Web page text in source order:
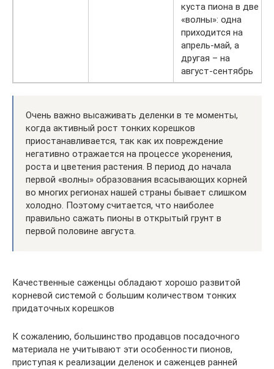
куста пиона в две
«волны»: одна
приходится на
апрель-май, а
другая – на
август-сентябрь
Очень важно высаживать деленки в те моменты,
когда активный рост тонких корешков
приостанавливается, так как их повреждение
негативно отражается на процессе укоренения,
роста и цветения растения. В период до начала
первой «волны» образования всасывающих корней
во многих регионах нашей страны бывает слишком
холодно. Поэтому считается, что наиболее
правильно сажать пионы в открытый грунт в
первой половине августа.
Качественные саженцы обладают хорошо развитой
корневой системой с большим количеством тонких
придаточных корешков
К сожалению, большинство продавцов посадочного
материала не учитывают эти особенности пионов,
приступая к реализации деленок и саженцев ранней